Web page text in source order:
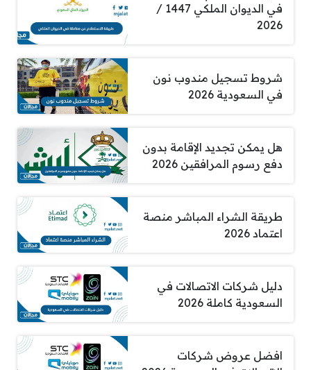
في الديوان الملكي 1447 /
2026
شروط تسجيل مندوب نون
في السعودية 2026
هل يمكن تجديد الإقامة بدون
دفع رسوم المرافقين 2026
طريقة الشراء المباشر منصة
اعتماد 2026
دليل شركات الاتصالات في
السعودية كاملة 2026
افضل عروض شركات